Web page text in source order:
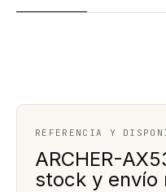
REFERENCIA Y
ARCHER-
stock y envío